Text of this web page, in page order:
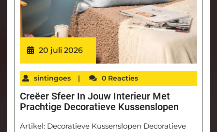
20 juli 2026
sintingoes | 0 Reacties
Creëer Sfeer In Jouw Interieur Met
Prachtige Decoratieve Kussenslopen
Artikel: Decoratieve Kussenslopen Decoratieve